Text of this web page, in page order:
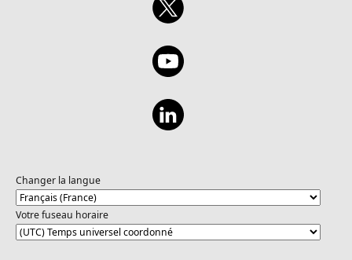
Changer la langue
Votre fuseau horaire